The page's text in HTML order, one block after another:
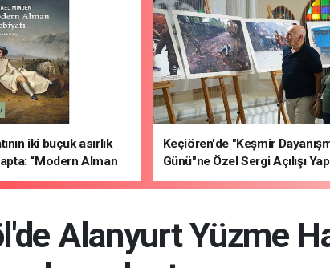
iki buçuk asırlık
“Modern Alman
Keçiören'de "Keşmir
Günü"ne Özel Sergi Açılışı
Alanyurt Yüzme